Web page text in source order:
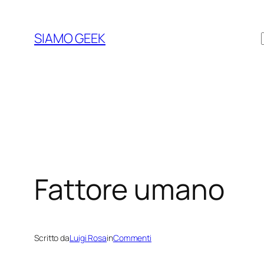
contenuto
SIAMO GEEK
Fattore umano
Scritto daLuigi RosainCommenti